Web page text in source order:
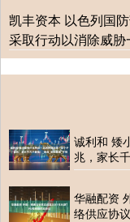
凯丰资本 以色列国
采取行动以消除威
诚利和 矮
兆，家长
华融配资
络供应协议